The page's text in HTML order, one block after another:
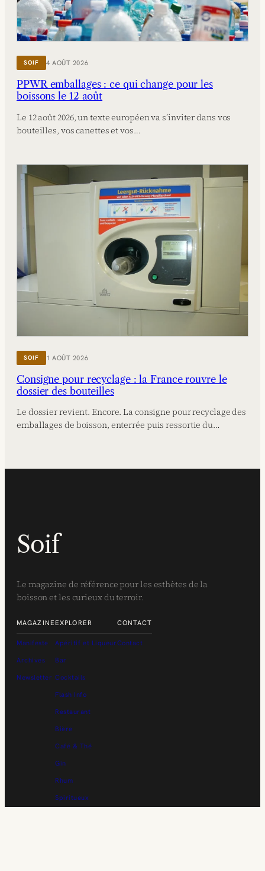
SOIF 4 AOÛT 2026
PPWR emballages : ce qui change pour les
boissons le 12 août
Le 12 août 2026, un texte européen va s’inviter dans vos
bouteilles, vos canettes et vos…
SOIF 1 AOÛT 2026
Consigne pour recyclage : la France rouvre le
dossier des bouteilles
Le dossier revient. Encore. La consigne pour recyclage des
emballages de boisson, enterrée puis ressortie du…
Soif
Le magazine de référence pour les esthètes de la
boisson et les curieux du terroir.
MAGAZINE
Manifeste
Archives
Newsletter
EXPLORER
Apéritif et Liqueur
Bar
Cocktails
Flash Info
Restaurant
Bière
Café & Thé
Gin
Rhum
Spiritueux
CONTACT
Contact